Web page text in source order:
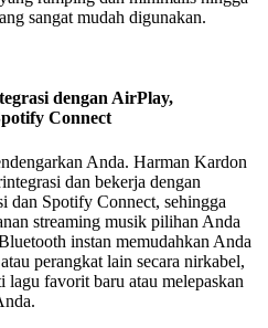
sangat mudah digunakan.
dengan AirPlay,
Connect
Anda. Harman Kardon
dan bekerja dengan
dan Spotify Connect, sehingga
streaming musik pilihan Anda
instan memudahkan Anda
perangkat lain secara nirkabel,
lagu favorit baru atau melepaskan